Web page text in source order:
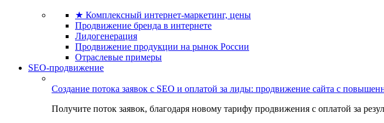
★ Комплексный интернет-маркетинг, цены
Продвижение бренда в интернете
Лидогенерация
Продвижение продукции на рынок России
Отраслевые примеры
SEO-продвижение
Создание потока заявок с SEO и оплатой за лиды: продвижение сайта с
Получите поток заявок, благодаря новому тарифу продвижения с оплатой за